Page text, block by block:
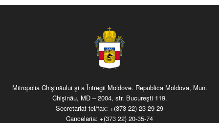
Mitropolia Chişinăului şi a Întregii Moldove. Republica Moldova, Mun.
Chişinău, MD – 2004, str. Bucureşti 119.
Secretariat tel/fax: +(373 22) 23-29-29
Cancelaria: +(373 22) 20-35-74